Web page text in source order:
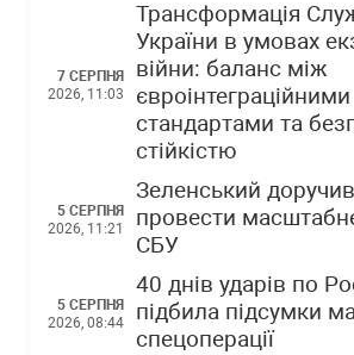
7 СЕРПНЯ
2026, 11:03
Трансформація
України в умовах
війни: баланс між
євроінтеграційними
стандартами та
стійкістю
5 СЕРПНЯ
2026, 11:21
Зеленський
провести
СБУ
5 СЕРПНЯ
2026, 08:44
40 днів ударів по
підбила підсумки
спецоперації